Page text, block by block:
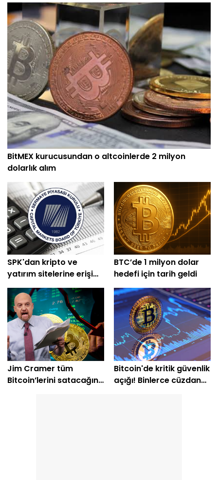
BitMEX kurucusundan o altcoinlerde 2 milyon
dolarlık alım
SPK'dan kripto ve
yatırım sitelerine erişim
engeli
BTC’de 1 milyon dolar
hedefi için tarih geldi
Jim Cramer tüm
Bitcoin’lerini satacağını
Bitcoin'de kritik güvenlik
açığı! Binlerce cüzdan